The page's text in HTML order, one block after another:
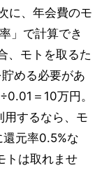
に、年会費のモ
」で計算でき
、モトを取るた
める必要があ
＝10万円。
用するなら、モ
還元率0.5%な
トは取れませ